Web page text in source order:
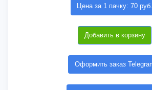
Цена за 1 пачку: 70 руб.
Добавить в корзину
Оформить заказ